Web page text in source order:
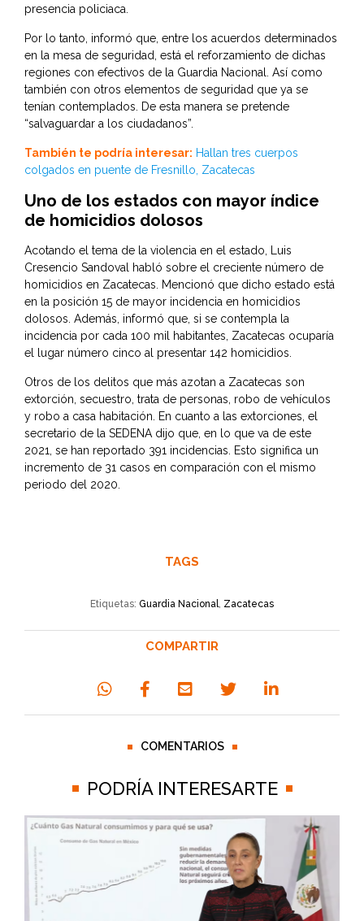
presencia policiaca.
Por lo tanto, informó que, entre los acuerdos determinados
en la mesa de seguridad, está el reforzamiento de dichas
regiones con efectivos de la Guardia Nacional. Así como
también con otros elementos de seguridad que ya se
tenían contemplados. De esta manera se pretende
“salvaguardar a los ciudadanos”.
También te podría interesar: Hallan tres cuerpos
colgados en puente de Fresnillo, Zacatecas
Uno de los estados con mayor índice
de homicidios dolosos
Acotando el tema de la violencia en el estado, Luis
Cresencio Sandoval habló sobre el creciente número de
homicidios en Zacatecas. Mencionó que dicho estado está
en la posición 15 de mayor incidencia en homicidios
dolosos. Además, informó que, si se contempla la
incidencia por cada 100 mil habitantes, Zacatecas ocuparía
el lugar número cinco al presentar 142 homicidios.
Otros de los delitos que más azotan a Zacatecas son
extorción, secuestro, trata de personas, robo de vehículos
y robo a casa habitación. En cuanto a las extorciones, el
secretario de la SEDENA dijo que, en lo que va de este
2021, se han reportado 391 incidencias. Esto significa un
incremento de 31 casos en comparación con el mismo
periodo del 2020.
TAGS
Etiquetas: Guardia Nacional, Zacatecas
COMPARTIR
COMENTARIOS
PODRÍA INTERESARTE